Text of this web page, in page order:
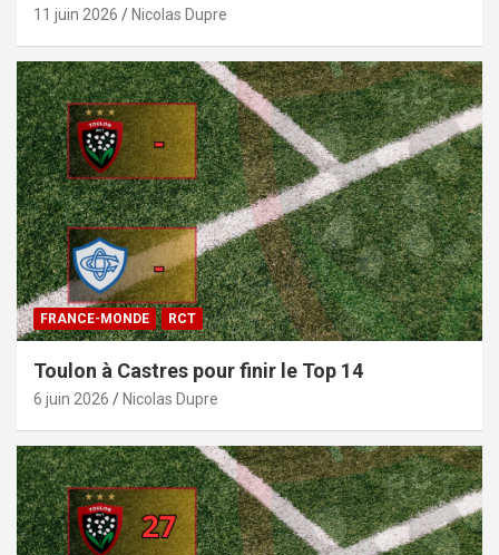
11 juin 2026 Nicolas Dupre
FRANCE-MONDE RCT
Toulon à Castres pour finir le Top 14
6 juin 2026 Nicolas Dupre